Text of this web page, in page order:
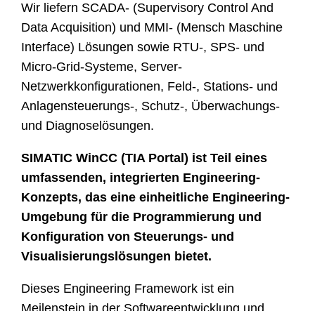
Wir liefern SCADA- (Supervisory Control And
Data Acquisition) und MMI- (Mensch Maschine
Interface) Lösungen sowie RTU-, SPS- und
Micro-Grid-Systeme, Server-
Netzwerkkonfigurationen, Feld-, Stations- und
Anlagensteuerungs-, Schutz-, Überwachungs-
und Diagnoselösungen.
SIMATIC WinCC (TIA Portal) ist Teil eines
umfassenden, integrierten Engineering-
Konzepts, das eine einheitliche Engineering-
Umgebung für die Programmierung und
Konfiguration von Steuerungs- und
Visualisierungslösungen bietet.
Dieses Engineering Framework ist ein
Meilenstein in der Softwareentwicklung und